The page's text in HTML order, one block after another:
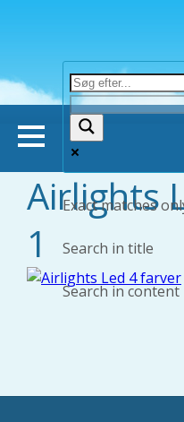
Exact matches
Search in title
Search in content
Forsiden
Butikker
Om Bonnie Dyrecenter
Hund
Airlights
1